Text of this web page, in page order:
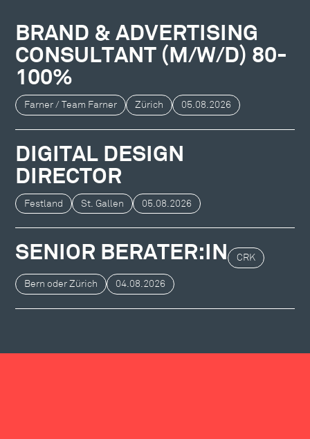
BRAND & ADVERTISING
CONSULTANT (M/W/D) 80-
100%
Farner / Team Farner Zürich 05.08.2026
DIGITAL DESIGN
DIRECTOR
Festland St. Gallen 05.08.2026
SENIOR BERATER:IN CRK
Bern oder Zürich 04.08.2026